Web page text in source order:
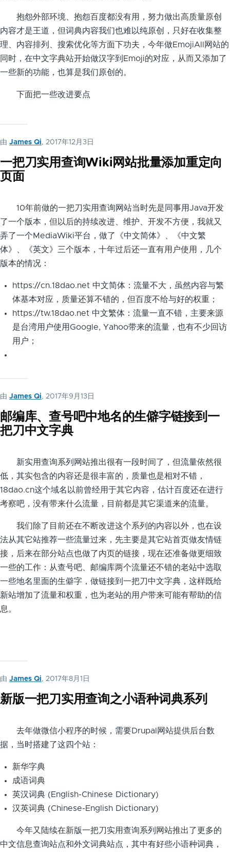
抱怨外部环境、抱怨百度都没有用，努力做出高质量原创
内容才是王道，但词典内容我们也难以纯原创，只好在收集整
理、内容排列、搜索优化等方面下功夫，今年做EmojiAll网站的
同时，在中文字典站开始做汉字到Emoji的对应，从而又添加了
一些新的功能，也算是我们原创的。
下面把一些改进要点
由 James Qi, 2017年12月3日
一把刀实用查询Wiki网站批量添加重定向
页面
10年前做的一把刀实用查询网站当时先是同事用Java开发
了一个版本，但以后的持续改进、维护、开发不方便，我就又
弄了一个MediaWiki平台，做了《中文简体》、《中文繁
体》、《英文》三个版本，十年过后还一直有用户使用，几个
版本的情况：
https://cn.18dao.net 中文简体：流量不大，虽然内容与繁
体基本对应，质量还算不错的，但百度不给与好的权重；
https://tw.18dao.net 中文繁体：流量一直不错，主要来源
是台湾用户使用Google, Yahoo带来的流量，也有不少回访
用户；
由 James Qi, 2017年9月13日
邮编库、查号吧中地名的生僻字链接到一
把刀中文字典
新实用查询系列网站推出很有一段时间了，但流量依然很
低，其实包含的内容还是很丰富的，质量也是相对不错，
18dao.cn这个域名以前曾经用于其它内容，估计百度还在进行
考察吧，没有带来什么流量，目前都是其它渠道来的流量。
我们除了目前还在不断改进这个系列的内容以外，也在设
法从其它站推荐一些流量过来，先主要是其它站首页做友情链
接，后来在部分站点也做了内页的链接，现在还准备做更细致
一些的工作：从查号吧、邮编库两个流量还不错的老站中选取
一些地名里面的生僻字，做链接到一把刀中文字典，这样既给
新站增加了流量和权重，也为老站的用户带来可能有帮助的信
息。
由 James Qi, 2017年8月1日
新版一把刀实用查询之小语种词典系列
去年做微信小程序的时候，需要Drupal网站提供后台数
据，当时搭建了这四个站：
新华字典
成语词典
英汉词典 (English-Chinese Dictionary)
汉英词典 (Chinese-English Dictionary)
今年又陆续在新版一把刀实用查询系列网站推出了更多的
中文信息查询站点和外文词典站点，其中有好些小语种词典，